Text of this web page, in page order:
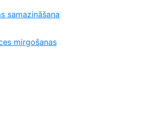
samazināšana
mirgošanas